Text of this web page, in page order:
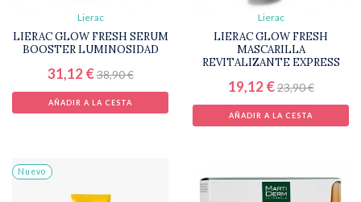
Lierac
LIERAC GLOW FRESH SERUM
BOOSTER LUMINOSIDAD
31,12 €38,90 €
AÑADIR A LA CESTA
Lierac
LIERAC GLOW FRESH
MASCARILLA
REVITALIZANTE EXPRESS
19,12 €23,90 €
AÑADIR A LA CESTA
Nuevo